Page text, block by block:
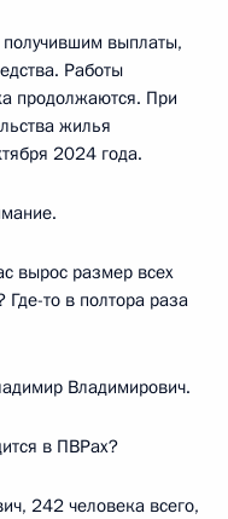
выплаты,
Работы
продолжаются. При
жилья
2024 года.
вырос размер всех
то в полтора раза
Владимирович.
в ПВРах?
242 человека всего,